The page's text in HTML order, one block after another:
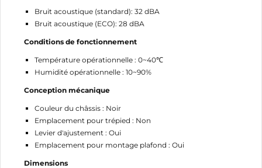
Bruit acoustique (standard): 32 dBA
Bruit acoustique (ECO): 28 dBA
Conditions de fonctionnement
Température opérationnelle : 0~40℃
Humidité opérationnelle : 10~90%
Conception mécanique
Couleur du châssis : Noir
Emplacement pour trépied : Non
Levier d'ajustement : Oui
Emplacement pour montage plafond : Oui
Dimensions